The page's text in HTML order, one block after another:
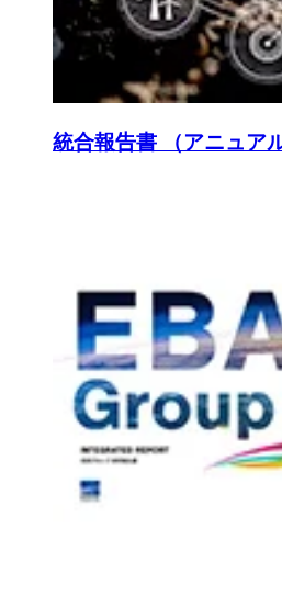
統合報告書 （アニュア